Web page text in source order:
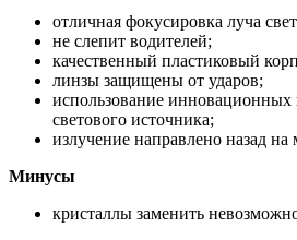
отличная фокусировка луча
не слепит водителей;
качественный пластиковый
линзы защищены от ударов;
использование инновационных
светового источника;
излучение направлено назад на
Минусы
кристаллы заменить